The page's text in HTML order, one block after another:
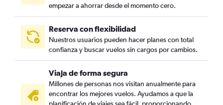
empezar a ahorrar desde el momento cero.
Reserva con flexibilidad
Nuestros usuarios pueden hacer planes con total
confianza y buscar vuelos sin cargos por cambios.
Viaja de forma segura
Millones de personas nos visitan anualmente para
encontrar los mejores vuelos. Ayudamos a que la
planificación de viajes sea fácil, proporcionando